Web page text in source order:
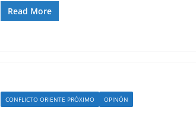
Read More
CONFLICTO ORIENTE PRÓXIMO OPINÓN